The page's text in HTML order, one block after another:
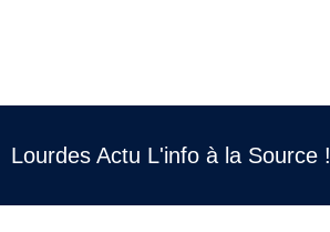
Lourdes Actu L'info à la Source !